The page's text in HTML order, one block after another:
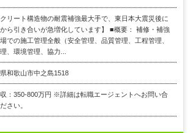
クリート構造物の耐震補強最大手で、東日本大震災後に
ら引き合いが急増化しています】 ■概要： 補修・補強
での施工管理全般（安全管理、品質管理、工程管理、
、環境管理、協力...
和歌山市中之島1518
：350-800万円 ※詳細は転職エージェントへお問い合
さい。